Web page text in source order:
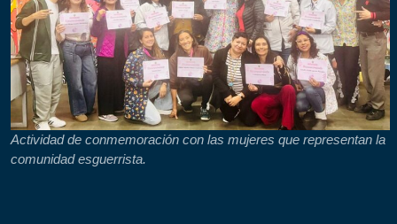
Actividad de conmemoración con las mujeres que representan la
comunidad esguerrista.